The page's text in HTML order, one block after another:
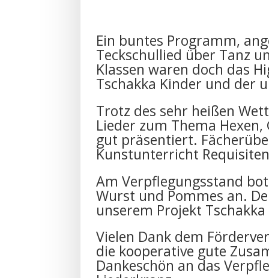
Ein buntes Programm,
Teckschullied über Tanz
Klassen waren doch das
Tschakka Kinder und der
Trotz des sehr heißen
Lieder zum Thema
gut präsentiert.
Kunstunterricht
Am Verpflegungsstand
Wurst und Pommes an.
unserem Projekt
Vielen Dank dem
die kooperative gute
Dankeschön an das